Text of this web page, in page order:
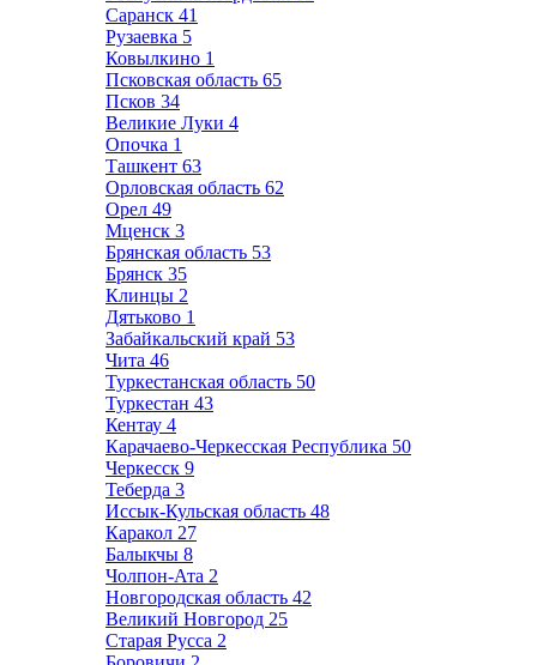
Саранск 41
Рузаевка 5
Ковылкино 1
Псковская область 65
Псков 34
Великие Луки 4
Опочка 1
Ташкент 63
Орловская область 62
Орел 49
Мценск 3
Брянская область 53
Брянск 35
Клинцы 2
Дятьково 1
Забайкальский край 53
Чита 46
Туркестанская область 50
Туркестан 43
Кентау 4
Карачаево-Черкесская Республика 50
Черкесск 9
Теберда 3
Иссык-Кульская область 48
Каракол 27
Балыкчы 8
Чолпон-Ата 2
Новгородская область 42
Великий Новгород 25
Старая Русса 2